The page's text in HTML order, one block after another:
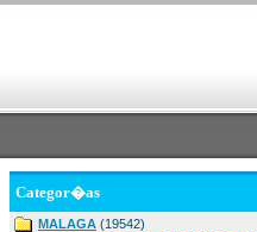
Categor�as
MALAGA (19542)